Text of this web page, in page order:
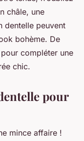
châle, une
dentelle peuvent
bohème. De
compléter une
chic.
pour
mince affaire !